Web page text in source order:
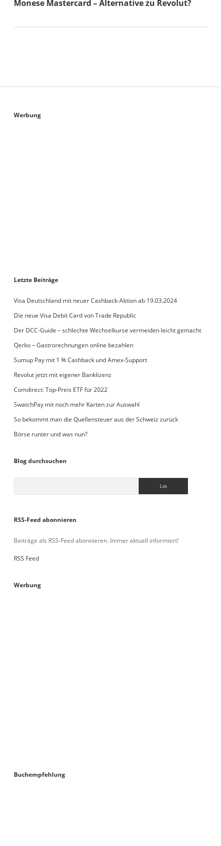
Monese Mastercard – Alternative zu Revolut?
Sidebar
Werbung
Letzte Beiträge
Visa Deutschland mit neuer Cashback-Aktion ab 19.03.2024
Die neue Visa Debit Card von Trade Republic
Der DCC-Guide – schlechte Wechselkurse vermeiden leicht gemacht
Qerko – Gastrorechnungen online bezahlen
Sumup Pay mit 1 % Cashback und Amex-Support
Revolut jetzt mit eigener Banklizenz
Comdirect: Top-Preis ETF für 2022
SwatchPay mit noch mehr Karten zur Auswahl
So bekommt man die Quellensteuer aus der Schweiz zurück
Börse runter und was nun?
Blog durchsuchen
RSS-Feed abonnieren
Beiträge als RSS-Feed abonnieren. Immer aktuell informiert!
RSS Feed
Werbung
Buchempfehlung